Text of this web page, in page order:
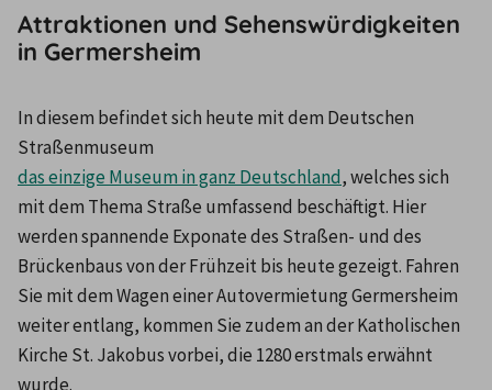
Attraktionen und Sehenswürdigkeiten
in Germersheim
In diesem befindet sich heute mit dem Deutschen
Straßenmuseum
das einzige Museum in ganz Deutschland, welches sich
mit dem Thema Straße umfassend beschäftigt. Hier
werden spannende Exponate des Straßen- und des
Brückenbaus von der Frühzeit bis heute gezeigt. Fahren
Sie mit dem Wagen einer Autovermietung Germersheim
weiter entlang, kommen Sie zudem an der Katholischen
Kirche St. Jakobus vorbei, die 1280 erstmals erwähnt
wurde.